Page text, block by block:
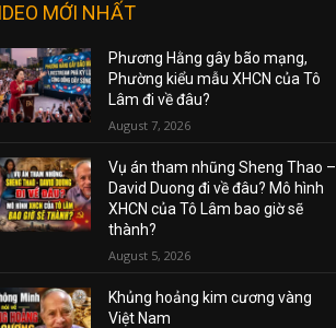
MỚI NHẤT
Phương Hằng gây bão mạng,
Phường kiểu mẫu XHCN của Tô
Lâm đi về đâu?
August 7, 2026
Vụ án tham nhũng Sheng Thao –
David Duong đi về đâu? Mô hình
XHCN của Tô Lâm bao giờ sẽ
thành?
August 5, 2026
Khủng hoảng kim cương vàng
Việt Nam